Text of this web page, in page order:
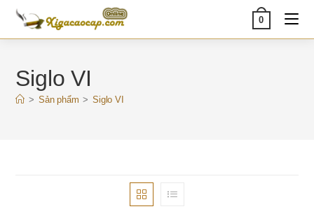
Skip
content
0
Siglo VI
> Sản phẩm > Siglo VI